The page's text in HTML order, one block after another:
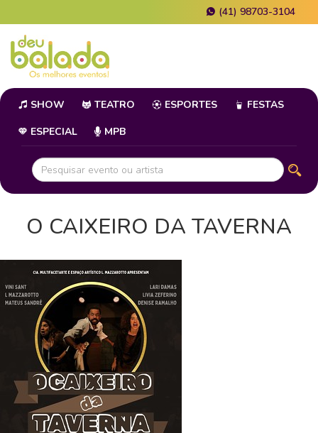
(41) 98703-3104
SHOW TEATRO ESPORTES FESTAS
ESPECIAL MPB
O CAIXEIRO DA TAVERNA